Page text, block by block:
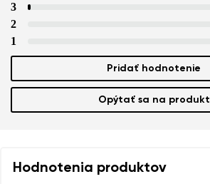
3
2
1
Pridať hodnotenie
Opýtať sa na produkt
Hodnotenia produktov